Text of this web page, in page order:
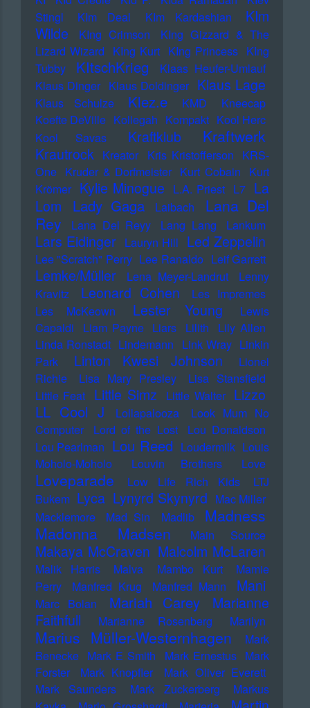
Stingl
KIm Deal KIm Kardashian
KIm
Wilde
KIng Crimson
KIng Gizzard & The
Lizard Wizard KIng Kurt KIng Princess KIng
Tubby
KItschKrieg
Klaas Heufer-Umlauf
Klaus Dinger Klaus Doldinger Klaus Lage
Klaus Schulze Klez.e KMD
Kneecap
Koefte DeVille Kollegah Kompakt Kool Herc
Kool Savas
Kraftklub Kraftwerk
Krautrock Kreator Kris Kristofferson KRS-
One Kruder & Dorfmeister Kurt Cobain Kurt
Krömer Kylie Minogue L.A. Priest L7 La
Lom
Lady Gaga Laibach
Lana Del
Rey
Lana Del Reyy Lang Lang Lankum
Lars Eidinger Lauryn Hill Led Zeppelin
Lee "Scratch" Perry Lee Ranaldo Leif Garrett
Lemke/Müller Lena Meyer-Landrut
Lenny
Kravitz
Leonard Cohen
Les Impremes
Les McKeown
Lester Young
Lewis
Capaldi
Liam Payne Liars Lilith
Lily Allen
Linda Ronstadt Lindemann Link Wray Linkin
Park
Linton Kwesi Johnson
Lionel
Richie
Lisa Mary Presley
Lisa Stansfield
Little Feat Little Simz Little Walter Lizzo
LL Cool J Lollapalooza
Look Mum No
Computer
Lord of the Lost
Lou Donaldson
Lou Pearlman Lou Reed Loudermilk Louis
Moholo-Moholo
Louvin Brothers Love
Loveparade Low Life Rich Kids
LTJ
Bukem Lyca Lynyrd Skynyrd Mac Miller
Macklemore
Mad Sin Madlib
Madness
Madonna
Madsen Main Source
Makaya McCraven Malcolm McLaren
Malik Harris Malva Mambo Kurt
Mamie
Perry
Manfred Krug Manfred Mann Mani
Marc Bolan Mariah Carey
Marianne
Faithfull
Marianne Rosenberg Marilyn
Marius Müller-Westernhagen
Mark
Benecke Mark E Smith Mark Ernestus Mark
Forster
Mark Knopfler
Mark Oliver Everett
Mark Saunders
Mark Zuckerberg
Markus